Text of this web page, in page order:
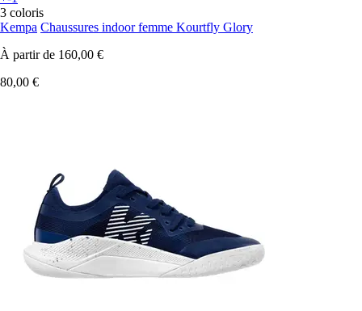
3 coloris
Kempa Chaussures indoor femme Kourtfly Glory
À partir de 160,00 €
80,00 €